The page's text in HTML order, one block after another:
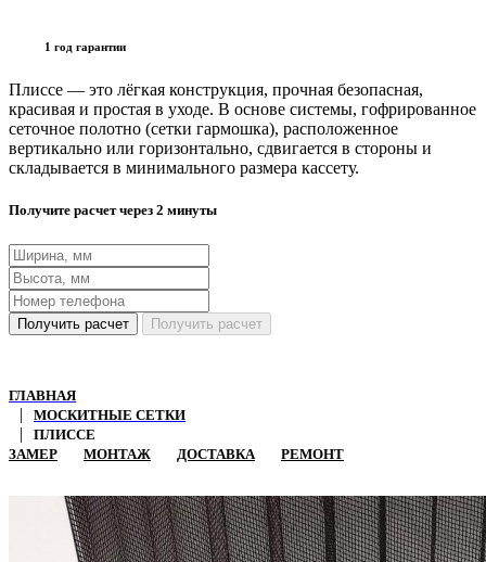
1 год гарантии
Плиссе — это лёгкая конструкция, прочная безопасная,
красивая и простая в уходе. В основе системы, гофрированное
сеточное полотно (сетки гармошка), расположенное
вертикально или горизонтально, сдвигается в стороны и
складывается в минимального размера кассету.
Получите расчет через 2 минуты
Получить расчет Получить расчет
ГЛАВНАЯ
МОСКИТНЫЕ СЕТКИ
ПЛИССЕ
ЗАМЕР
МОНТАЖ ДОСТАВКА РЕМОНТ